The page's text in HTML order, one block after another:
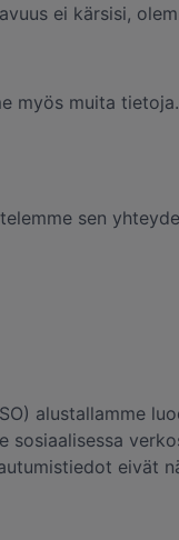
ei kärsisi,
muita
sen
alustallamme
eivät